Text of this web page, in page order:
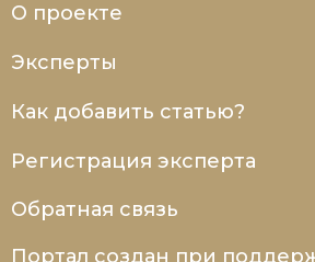
О проекте
Эксперты
Как добавить статью?
Регистрация эксперта
Обратная связь
Портал создан при